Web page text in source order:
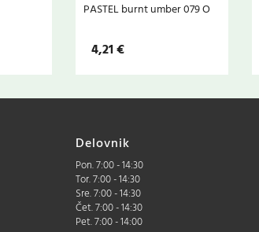
PASTEL burnt umber 079 O
4,21 €
Delovnik
Pon. 7:00 - 14:30
Tor. 7:00 - 14:30
Sre. 7:00 - 14:30
Čet. 7:00 - 14:30
Pet. 7:00 - 14:00